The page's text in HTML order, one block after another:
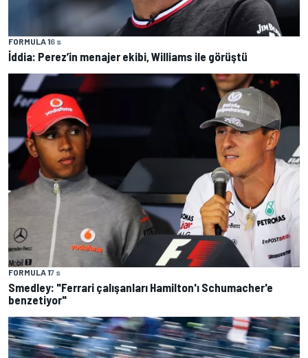
FORMULA 16 s
İddia: Perez’in menajer ekibi, Williams ile görüştü
FORMULA 17 s
Smedley: "Ferrari çalışanları Hamilton'ı Schumacher'e
benzetiyor"